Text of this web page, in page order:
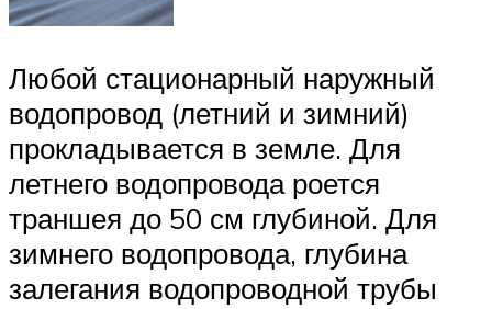
Любой стационарный наружный
водопровод (летний и зимний)
прокладывается в земле. Для
летнего водопровода роется
траншея до 50 см глубиной. Для
зимнего водопровода, глубина
залегания водопроводной трубы